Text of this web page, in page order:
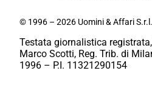
© 1996 – 2026 Uomini & Affari
Testata giornalistica
Marco Scotti, Reg. Trib. di
1996 – P.I. 11321290154